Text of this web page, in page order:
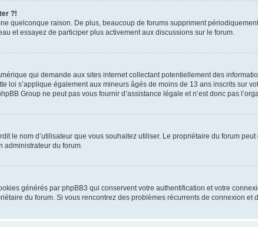
?!
quelconque raison. De plus, beaucoup de forums suppriment
et essayez de participer plus activement aux discussions sur le forum.
qui demande aux sites internet collectant potentiellement des
loi s’applique également aux mineurs âgés de moins de 13 ans inscrits sur
Group ne peut pas vous fournir d’assistance légale et n’est donc pas
le nom d’utilisateur que vous souhaitez utiliser. Le propriétaire du forum
administrateur du forum.
générés par phpBB3 qui conservent votre authentification et votre
du forum. Si vous rencontrez des problèmes récurrents de connexion